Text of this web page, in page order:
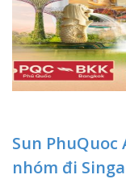
Sun
nhóm đi